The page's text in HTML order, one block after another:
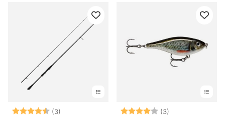
Betyg: (3)
4.7 utav 5 stjärnorBetyg: (3)